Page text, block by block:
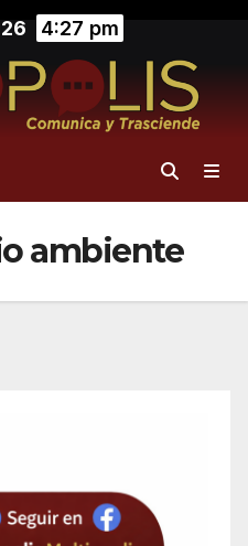
4:27 pm
ambiente